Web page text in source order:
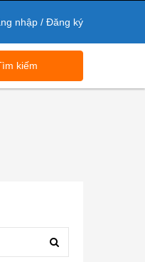
nhập / Đăng ký
kiếm